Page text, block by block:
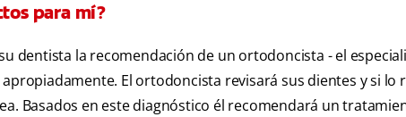
para mí?
dentista la recomendación de un ortodoncista - el
El ortodoncista revisará sus dientes y si lo
Basados en este diagnóstico él recomendará un